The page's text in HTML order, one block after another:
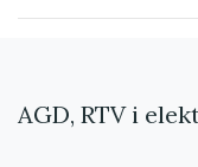
AGD, RTV i